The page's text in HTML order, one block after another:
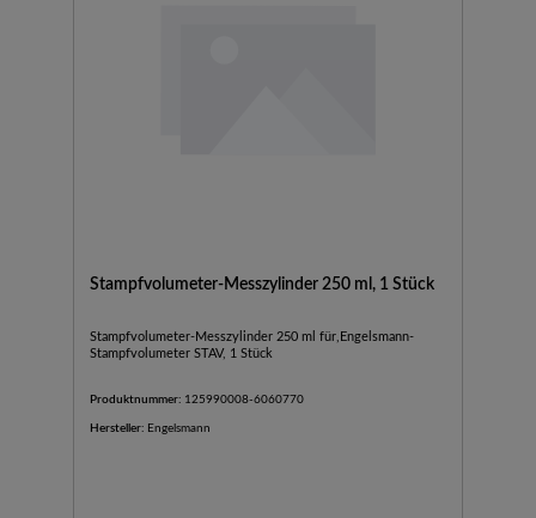
Stampfvolumeter-Messzylinder 250 ml, 1 Stück
Stampfvolumeter-Messzylinder 250 ml für,Engelsmann-
Stampfvolumeter STAV, 1 Stück
Produktnummer: 125990008-6060770
Hersteller: Engelsmann